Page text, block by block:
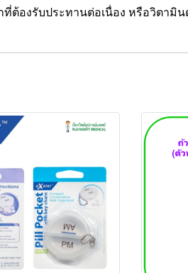
ที่ต้องรับประทานต่อเนื่อง หรือวิตา